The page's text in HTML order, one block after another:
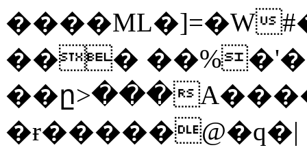
����ML�]=�W
���
��ը>���
�ɍ�����@�q�|